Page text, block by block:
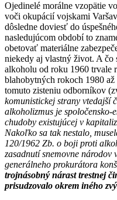
Ojedinelé morálne vzopätie
voči okupácií vojskami
dôsledne doviesť do
nasledujúcom období to
obetovať materiálne
niekedy aj vlastný život. A čo
alkoholu od roku 1960 trvale
blahobytných rokoch 1980
tomuto zisteniu odborníkov
komunistickej strany vtedajší
alkoholizmus je spoločensko-
chudoby existujúcej v
Nakoľko sa tak nestalo,
120/1962 Zb. o boji proti
zasadnutí snemovne národov
generálneho prokurátora
trojnásobný nárast trestnej
prisudzovalo okrem iného